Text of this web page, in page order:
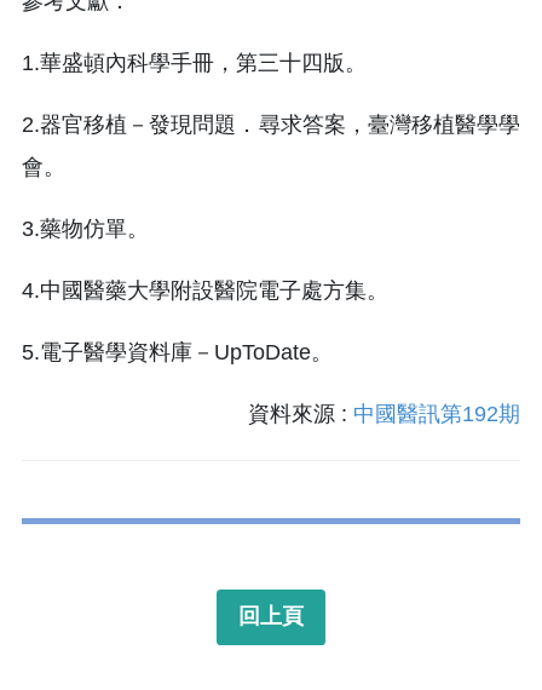
1.華盛頓內科學手冊，第三十四版。
2.器官移植－發現問題．尋求答案，臺灣移植醫學學
會。
3.藥物仿單。
4.中國醫藥大學附設醫院電子處方集。
5.電子醫學資料庫－UpToDate。
資料來源 : 中國醫訊第192期
回上頁